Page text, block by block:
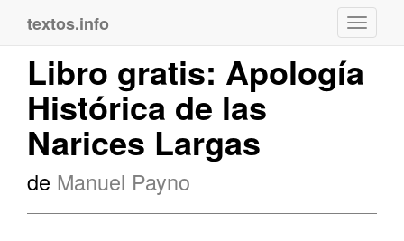
textos.info
Libro gratis: Apología
Histórica de las
Narices Largas
de Manuel Payno